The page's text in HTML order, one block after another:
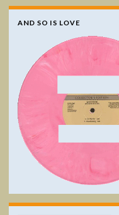
AND SO IS LOVE